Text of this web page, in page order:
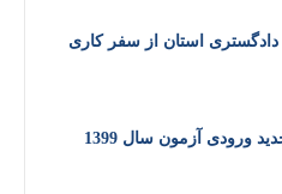
استان از سفر کاری
ورودی آزمون سال 1399